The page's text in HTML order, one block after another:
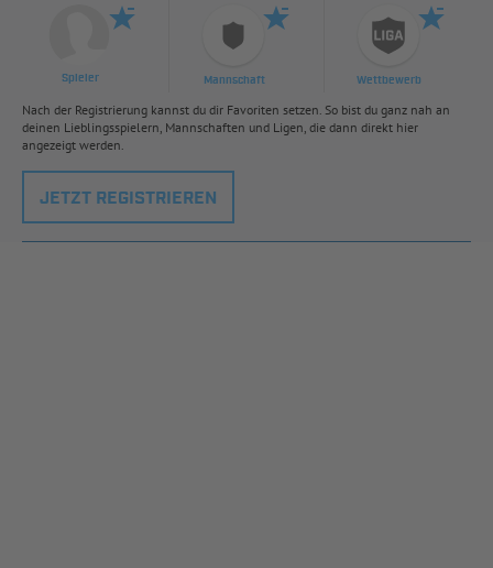
Spieler Mannschaft Wettbewerb
Nach der Registrierung kannst du dir Favoriten setzen. So bist du ganz nah an
deinen Lieblingsspielern, Mannschaften und Ligen, die dann direkt hier
angezeigt werden.
JETZT REGISTRIEREN